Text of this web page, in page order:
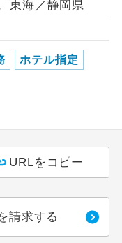
東海／静岡県
ホテル指定
URLをコピー
請求する
指定したコースで
を2席利⽤できま